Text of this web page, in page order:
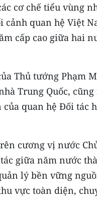
cơ chế tiểu vùng
cảnh quan hệ Việt
cấp cao giữa hai
Thủ tướng Phạm
Trung Quốc,
quan hệ Đối tác
cương vị nước
giữa năm nước
lý bền vững
vực toàn diện,